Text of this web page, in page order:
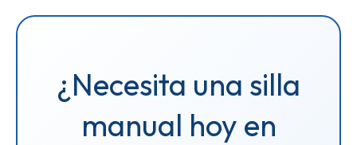
¿Necesita una silla
manual hoy en